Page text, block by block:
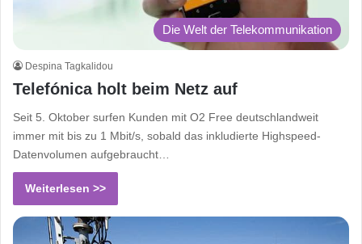
Die Welt der Telekommunikation
Despina Tagkalidou
Telefónica holt beim Netz auf
Seit 5. Oktober surfen Kunden mit O2 Free deutschlandweit
immer mit bis zu 1 Mbit/s, sobald das inkludierte Highspeed-
Datenvolumen aufgebraucht…
Weiterlesen >>